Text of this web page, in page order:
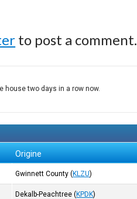
to post a comment.
house two days in a row now.
Origine
Gwinnett County (KLZU)
Dekalb-Peachtree (KPDK)